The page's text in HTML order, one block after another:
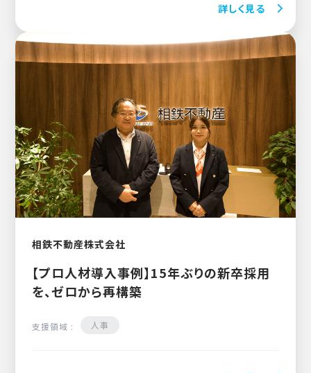
詳しく見る
相鉄不動産株式会社
【プロ人材導入事例】15年ぶりの新卒採用
を、ゼロから再構築
支援領域 : 人事